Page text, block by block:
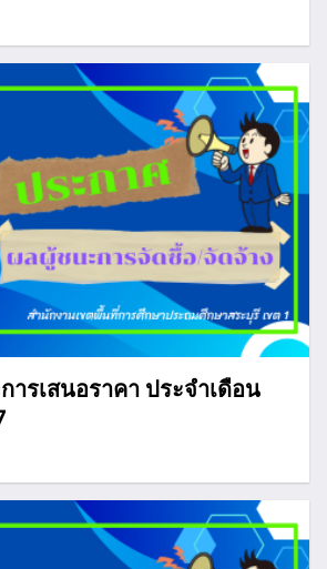
ารเสนอราคา ประจำเดือน